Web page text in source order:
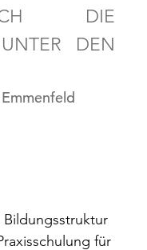
DIE
DEN
für